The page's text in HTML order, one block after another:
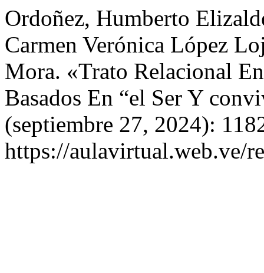
Ordoñez, Humberto
Carmen Verónica López
Mora. «Trato Relacional
Basados En “el Ser Y
(septiembre 27, 2024):
https://aulavirtual.web.ve/